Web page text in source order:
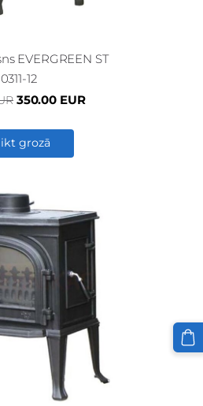
EVERGREEN ST
0311-12
350.00 EUR
grozā